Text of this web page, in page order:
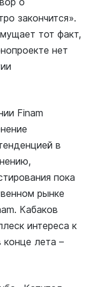
закончится».
тот факт,
нет
Finam
в
пока
рынке
Кабаков
интереса к
лета –